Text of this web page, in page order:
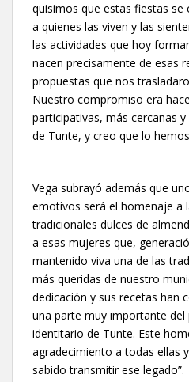
quisimos que estas fiestas se
a quienes las viven y las
las actividades que hoy
nacen precisamente de esas
propuestas que nos
Nuestro compromiso era
participativas, más cercanas
de Tunte, y creo que lo
Vega subrayó además que
emotivos será el homenaje a
tradicionales dulces de
a esas mujeres que,
mantenido viva una de las
más queridas de nuestro
dedicación y sus recetas han
una parte muy importante
identitario de Tunte. Este
agradecimiento a todas ellas
sabido transmitir ese legado”.